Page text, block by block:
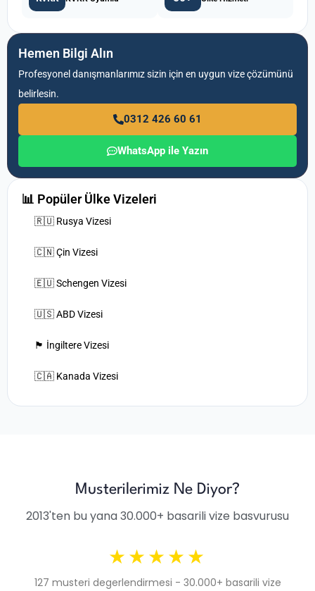
Hemen Bilgi Alın
Profesyonel danışmanlarımız sizin için en uygun vize çözümünü
belirlesin.
0312 426 60 61
WhatsApp ile Yazın
📊 Popüler Ülke Vizeleri
🇷🇺 Rusya Vizesi
🇨🇳 Çin Vizesi
🇪🇺 Schengen Vizesi
🇺🇸 ABD Vizesi
🏴󠁧󠁢󠁥󠁮󠁧󠁿 İngiltere Vizesi
🇨🇦 Kanada Vizesi
Musterilerimiz Ne Diyor?
2013'ten bu yana 30.000+ basarili vize basvurusu
★★★★★
127 musteri degerlendirmesi - 30.000+ basarili vize